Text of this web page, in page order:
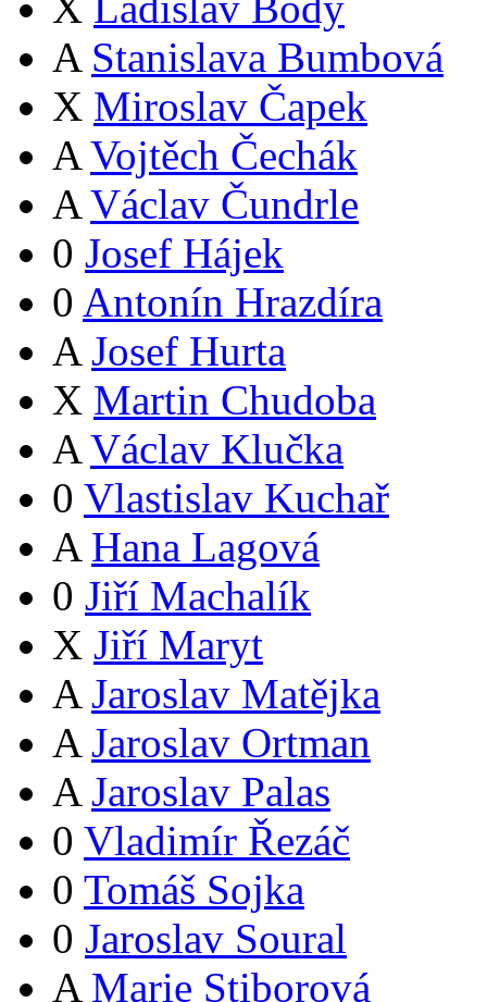
A Stanislava Bumbová
X Miroslav Čapek
A Vojtěch Čechák
A Václav Čundrle
0 Josef Hájek
0 Antonín Hrazdíra
A Josef Hurta
X Martin Chudoba
A Václav Klučka
0 Vlastislav Kuchař
A Hana Lagová
0 Jiří Machalík
X Jiří Maryt
A Jaroslav Matějka
A Jaroslav Ortman
A Jaroslav Palas
0 Vladimír Řezáč
0 Tomáš Sojka
0 Jaroslav Soural
A Marie Stiborová